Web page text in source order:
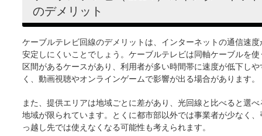
のデメリット
ケーブルテレビ回線のデメリットは、インターネットの通信速度
安定しにくいことでしょう。ケーブルテレビは同軸ケーブルを使
区間があるケースがあり、利用者が多い時間帯に速度が低下しや
く、動画視聴やオンラインゲームで影響が出る場合があります。
また、提供エリアは地域ごとに差があり、光回線と比べると選べ
地域が限られています。とくに都市部以外では事業者が少なく、
っ越し先では使えなくなる可能性も考えられます。